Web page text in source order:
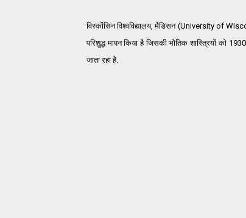
विस्कोंसिन विश्वविद्यालय, मैडिसन (University of
परिशुद्ध मापन किया है जिसकी भौतिक शास्त्रियों को
जाता रहा है.